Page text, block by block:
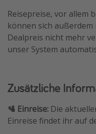
Reisepreise, vor allem
können sich
Dealpreis nicht mehr
unser System
Zusätzliche
🛂 Einreise: Die
Einreise findet ihr auf